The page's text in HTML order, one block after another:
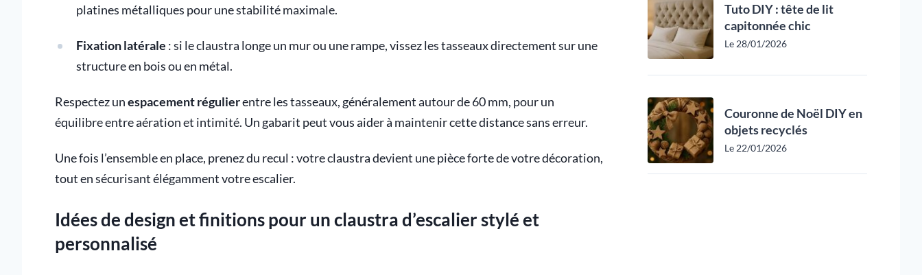
platines métalliques pour une stabilité maximale.
Fixation latérale : si le claustra longe un mur ou une rampe, vissez les tasseaux directement sur une
structure en bois ou en métal.
Respectez unespacement régulierentre les tasseaux, généralement autour de 60 mm, pour un
équilibre entre aération et intimité. Un gabarit peut vous aider à maintenir cette distance sans erreur.
Une fois l’ensemble en place, prenez du recul : votre claustra devient une pièce forte de votre décoration,
tout en sécurisant élégamment votre escalier.
Idées de design et finitions pour un claustra d’escalier stylé et
personnalisé
Tuto DIY : tête de lit
capitonnée chic
Le 28/01/2026
Couronne de Noël DIY en
objets recyclés
Le 22/01/2026